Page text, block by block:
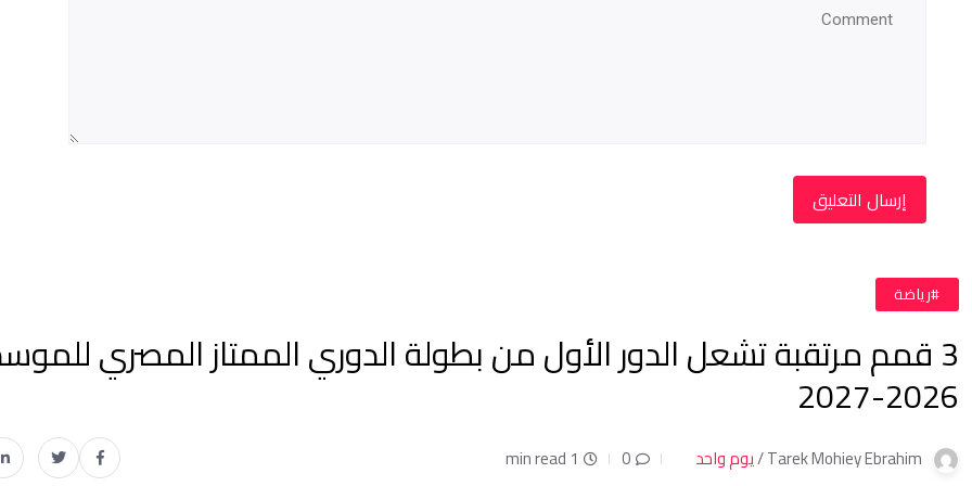
#رياضة
3 قمم مرتقبة تشعل الدور الأول من بطولة الدوري الممتاز المصري
2026-2027
Tarek Mohiey Ebrahim / يوم واحد 0
1 min read